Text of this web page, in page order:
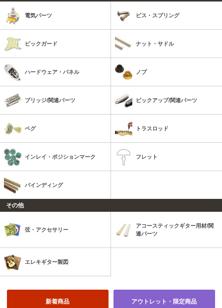
電気パーツ ビス・スプリング
ピックガード ナット・サドル
ハードウェア・パネル ノブ
ブリッジ/関連パーツ ピックアップ/関連パーツ
ペグ トラスロッド
インレイ・ポジションマーク フレット
バインディング
その他
弦・アクセサリー
アコースティックギター用材/関
連パーツ
エレキギター製図
新着商品 アウトレット・限定商品